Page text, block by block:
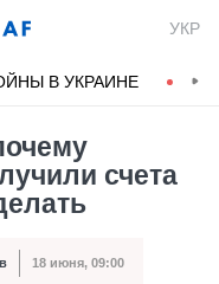
УКР
В УКРАИНЕ
счета
18 июня, 09:00